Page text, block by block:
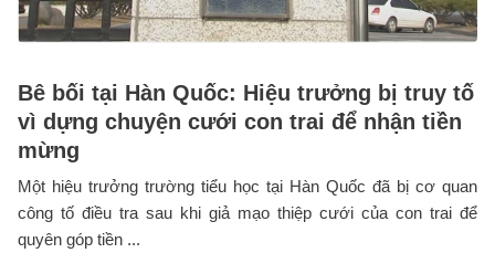
Bê bối tại Hàn Quốc: Hiệu trưởng bị truy tố
vì dựng chuyện cưới con trai để nhận tiền
mừng
Một hiệu trưởng trường tiểu học tại Hàn Quốc đã bị cơ quan
công tố điều tra sau khi giả mạo thiệp cưới của con trai để
quyên góp tiền ...